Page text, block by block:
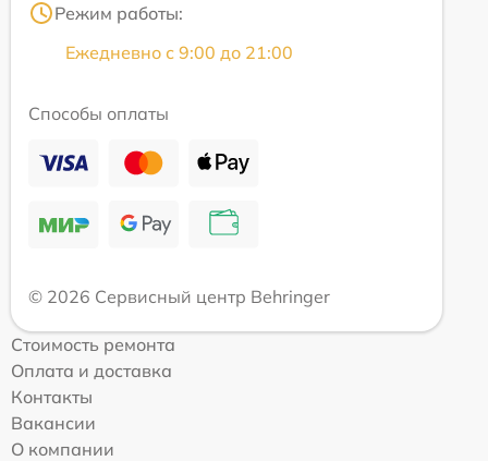
Режим работы:
Ежедневно с 9:00 до 21:00
Способы оплаты
© 2026 Сервисный центр Behringer
Стоимость ремонта
Оплата и доставка
Контакты
Вакансии
О компании